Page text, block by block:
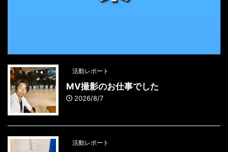
活動レポート
MV撮影のお仕事でした
2026/8/7
活動レポート